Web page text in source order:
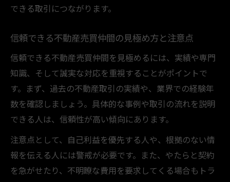
できる取引につながります。
信頼できる不動産売買仲間の見極め方と注意点
信頼できる不動産売買仲間を見極めるには、実績や専門
知識、そして誠実な対応を重視することがポイントで
す。まず、過去の不動産取引の実績や、業界での経験年
数を確認しましょう。具体的な事例や取引の流れを説明
できる人は、信頼性が高い傾向にあります。
注意点として、自己利益を優先する人や、根拠のない情
報を伝える人には警戒が必要です。また、やたらと契約
を急がせたり、不明瞭な費用を要求してくる場合もトラ